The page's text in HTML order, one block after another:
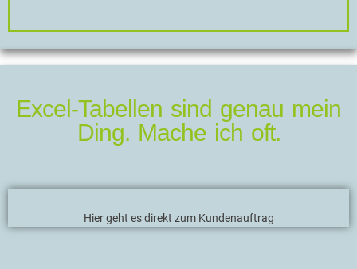
Excel-Tabellen sind genau mein
Ding. Mache ich oft.
Hier geht es direkt zum Kundenauftrag